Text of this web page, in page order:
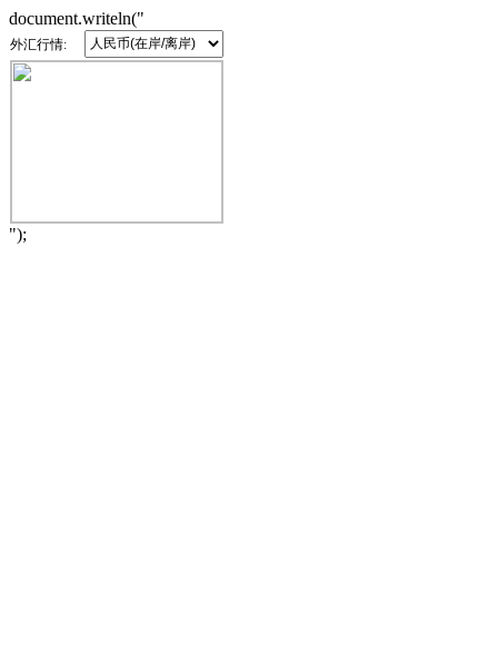
document.writeln("
外汇行情:
");